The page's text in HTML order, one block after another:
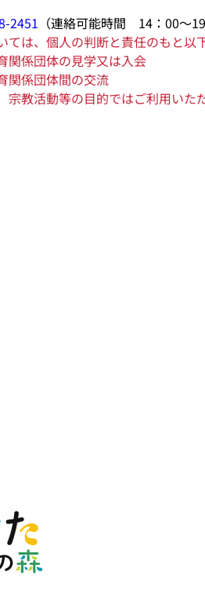
2451 （連絡可能時間 14：00～19
ては、個人の判断と責任のもと以
関係団体の見学又は入会
関係団体間の交流
宗教活動等の目的ではご利用いた